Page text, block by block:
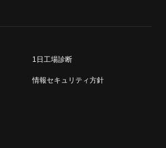
1日工場診断
情報セキュリティ方針